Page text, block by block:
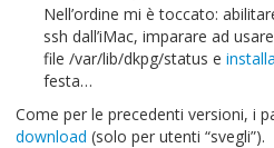
Nell’ordine mi è toccato:
ssh dall’iMac, imparare ad
file /var/lib/dkpg/status e
festa…
Come per le precedenti versioni, i
download (solo per utenti “svegli”).